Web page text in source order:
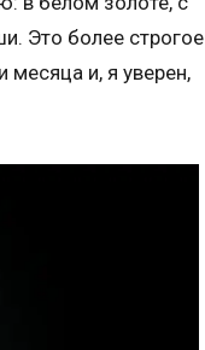
Это более строгое
месяца и, я уверен,